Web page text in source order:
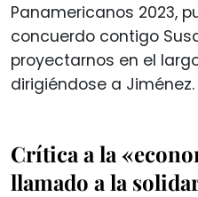
Panamericanos 2023,
concuerdo contigo
proyectarnos en el
dirigiéndose a Jiménez.
Crítica a la
llamado a la